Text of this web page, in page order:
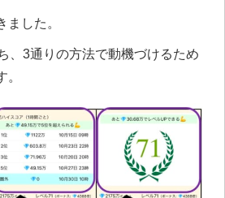
した。
、3通りの方法で動機づけるため